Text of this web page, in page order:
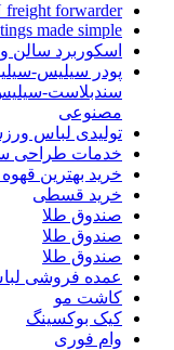
forwarder
made simple
اسکوربرد سالن
پودر سیلیس-
سندبلاست-
مصنوعی
تولیدی لباس
خدمات طراحی
خرید بهترین
خرید قسطی
صندوق طلا
صندوق طلا
صندوق طلا
عمده فروشی
کاشت مو
کیک بوکسینگ
وام فوری